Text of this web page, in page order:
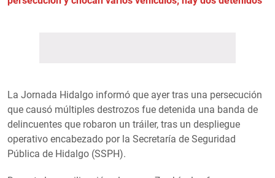
La Jornada Hidalgo informó que ayer tras una persecución
que causó múltiples destrozos fue detenida una banda de
delincuentes que robaron un tráiler, tras un despliegue
operativo encabezado por la Secretaría de Seguridad
Pública de Hidalgo (SSPH).